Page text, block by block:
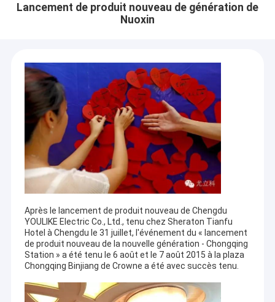
Lancement de produit nouveau de génération de
Nuoxin
Après le lancement de produit nouveau de Chengdu
YOULIKE Electric Co., Ltd., tenu chez Sheraton Tianfu
Hotel à Chengdu le 31 juillet, l'événement du « lancement
de produit nouveau de la nouvelle génération - Chongqing
Station » a été tenu le 6 août et le 7 août 2015 à la plaza
Chongqing Binjiang de Crowne a été avec succès tenu.